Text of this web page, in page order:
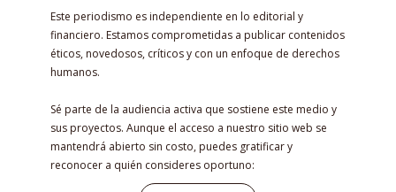
Este periodismo es independiente en lo editorial y
financiero. Estamos comprometidas a publicar contenidos
éticos, novedosos, críticos y con un enfoque de derechos
humanos.
Sé parte de la audiencia activa que sostiene este medio y
sus proyectos. Aunque el acceso a nuestro sitio web se
mantendrá abierto sin costo, puedes gratificar y
reconocer a quién consideres oportuno: